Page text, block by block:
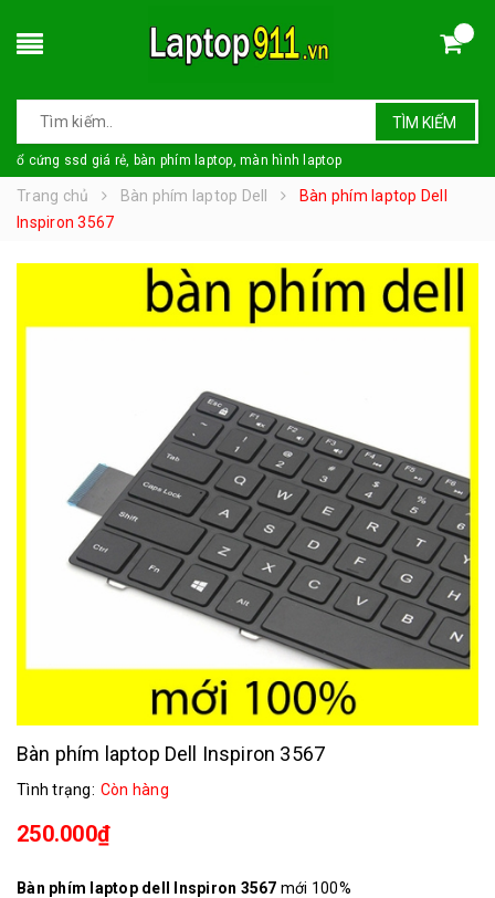
TÌM KIẾM
ổ cứng ssd giá rẻ, bàn phím laptop, màn hình laptop
Trang chủ Bàn phím laptop Dell
Bàn phím laptop Dell
Inspiron 3567
Bàn phím laptop Dell Inspiron 3567
Tình trạng: Còn hàng
250.000₫
Bàn phím laptop dell Inspiron 3567 mới 100%